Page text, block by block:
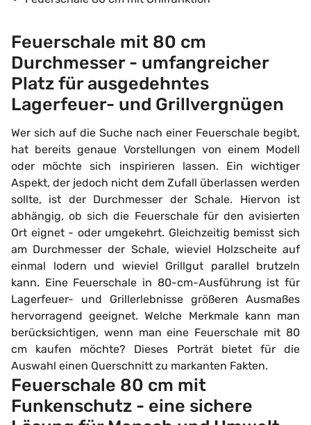
Feuerschale mit 80 cm
Durchmesser - umfangreicher
Platz für ausgedehntes
Lagerfeuer- und Grillvergnügen
Wer sich auf die Suche nach einer Feuerschale begibt,
hat bereits genaue Vorstellungen von einem Modell
oder möchte sich inspirieren lassen. Ein wichtiger
Aspekt, der jedoch nicht dem Zufall überlassen werden
sollte, ist der Durchmesser der Schale. Hiervon ist
abhängig, ob sich die Feuerschale für den avisierten
Ort eignet - oder umgekehrt. Gleichzeitig bemisst sich
am Durchmesser der Schale, wieviel Holzscheite auf
einmal lodern und wieviel Grillgut parallel brutzeln
kann. Eine Feuerschale in 80-cm-Ausführung ist für
Lagerfeuer- und Grillerlebnisse größeren Ausmaßes
hervorragend geeignet. Welche Merkmale kann man
berücksichtigen, wenn man eine Feuerschale mit 80
cm kaufen möchte? Dieses Porträt bietet für die
Auswahl einen Querschnitt zu markanten Fakten.
Feuerschale 80 cm mit
Funkenschutz - eine sichere